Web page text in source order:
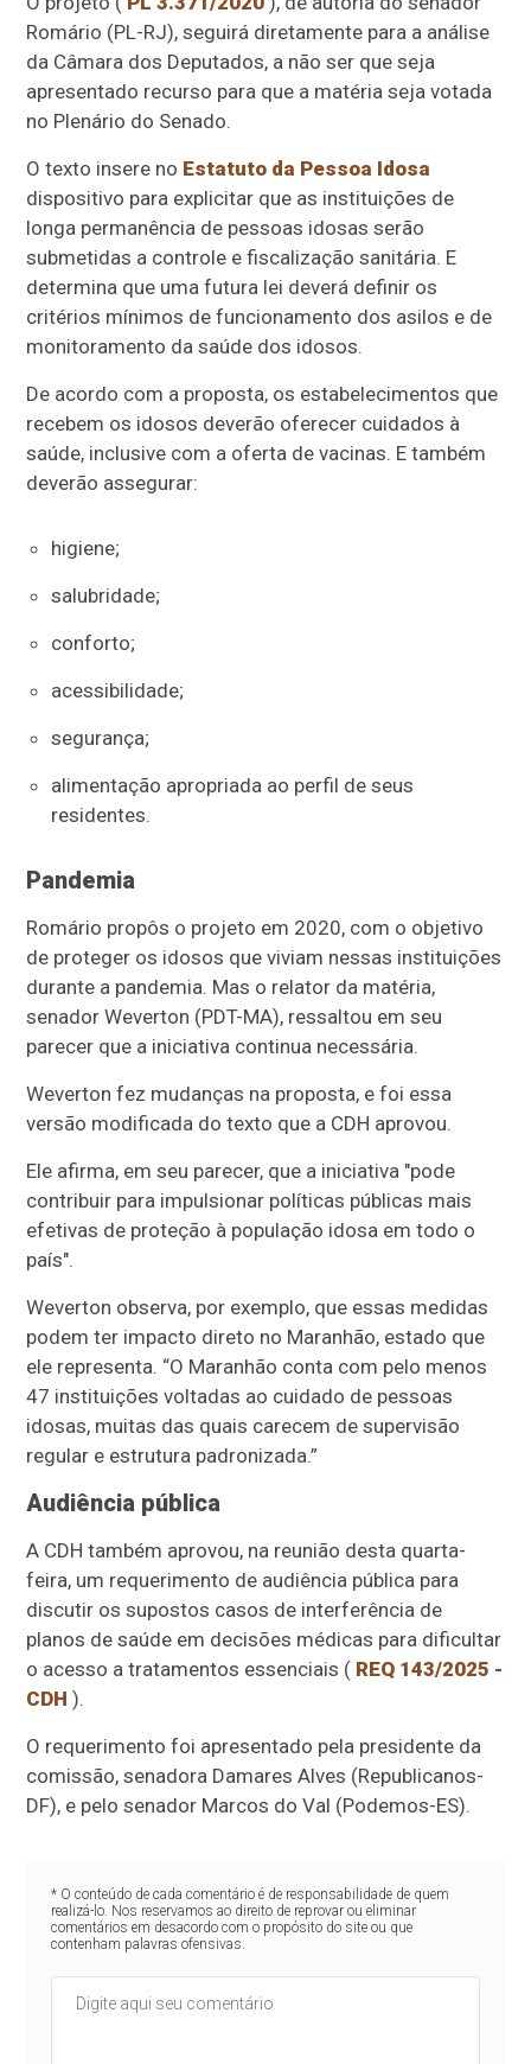
Romário (PL-RJ), seguirá diretamente para a análise
da Câmara dos Deputados, a não ser que seja
apresentado recurso para que a matéria seja votada
no Plenário do Senado.
O texto insere no Estatuto da Pessoa Idosa
dispositivo para explicitar que as instituições de
longa permanência de pessoas idosas serão
submetidas a controle e fiscalização sanitária. E
determina que uma futura lei deverá definir os
critérios mínimos de funcionamento dos asilos e de
monitoramento da saúde dos idosos.
De acordo com a proposta, os estabelecimentos que
recebem os idosos deverão oferecer cuidados à
saúde, inclusive com a oferta de vacinas. E também
deverão assegurar:
higiene;
salubridade;
conforto;
acessibilidade;
segurança;
alimentação apropriada ao perfil de seus
residentes.
Pandemia
Romário propôs o projeto em 2020, com o objetivo
de proteger os idosos que viviam nessas instituições
durante a pandemia. Mas o relator da matéria,
senador Weverton (PDT-MA), ressaltou em seu
parecer que a iniciativa continua necessária.
Weverton fez mudanças na proposta, e foi essa
versão modificada do texto que a CDH aprovou.
Ele afirma, em seu parecer, que a iniciativa "pode
contribuir para impulsionar políticas públicas mais
efetivas de proteção à população idosa em todo o
país".
Weverton observa, por exemplo, que essas medidas
podem ter impacto direto no Maranhão, estado que
ele representa. “O Maranhão conta com pelo menos
47 instituições voltadas ao cuidado de pessoas
idosas, muitas das quais carecem de supervisão
regular e estrutura padronizada.”
Audiência pública
A CDH também aprovou, na reunião desta quarta-
feira, um requerimento de audiência pública para
discutir os supostos casos de interferência de
planos de saúde em decisões médicas para dificultar
o acesso a tratamentos essenciais ( REQ 143/2025 -
CDH ).
O requerimento foi apresentado pela presidente da
comissão, senadora Damares Alves (Republicanos-
DF), e pelo senador Marcos do Val (Podemos-ES).
* O conteúdo de cada comentário é de responsabilidade de quem
realizá-lo. Nos reservamos ao direito de reprovar ou eliminar
comentários em desacordo com o propósito do site ou que
contenham palavras ofensivas.